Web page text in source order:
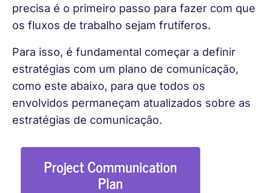
precisa é o primeiro passo para fazer com que
os fluxos de trabalho sejam frutíferos.
Para isso, é fundamental começar a definir
estratégias com um plano de comunicação,
como este abaixo, para que todos os
envolvidos permaneçam atualizados sobre as
estratégias de comunicação.